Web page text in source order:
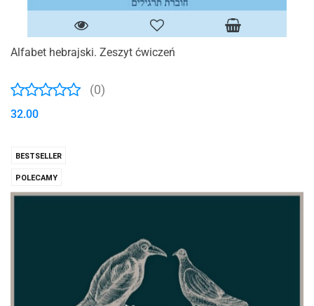
Alfabet hebrajski. Zeszyt ćwiczeń
(0)
32.00
BESTSELLER
POLECAMY